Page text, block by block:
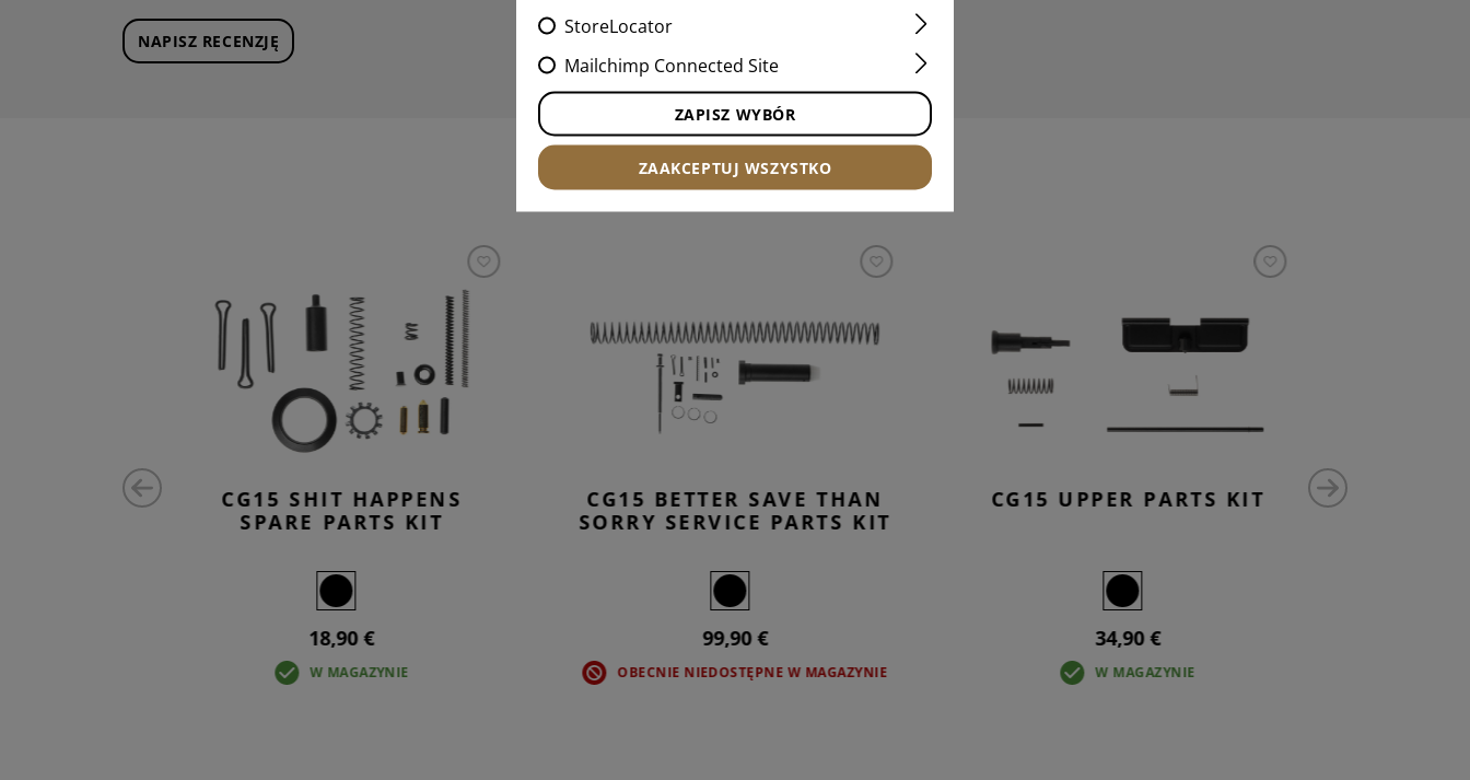
NAPISZ RECENZJĘ
INTERESUJĄCE PRODUKTY
CG15 SHIT HAPPENS
SPARE PARTS KIT
18,90 €
W MAGAZYNIE
CG15 BETTER SAVE THAN
SORRY SERVICE PARTS KIT
99,90 €
OBECNIE NIEDOSTĘPNE W MAGAZYNIE
CG15 UPPER PARTS KIT
34,90 €
W MAGAZYNIE
StoreLocator
Mailchimp Connected Site
ZAPISZ WYBÓR
ZAAKCEPTUJ WSZYSTKO